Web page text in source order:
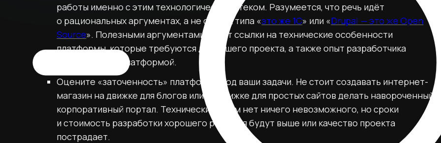
работы именно с этим технологическим стеком. Разумеется, что речь идёт
о рациональных аргументах, а не словах типа «это же 1С» или «Drupal — это же Open
Source». Полезными аргументами будут ссылки на технические особенности
платформы, которые требуются для вашего проекта, а также опыт разработчика
именно с этой платформой.
Оцените «заточенность» платформы под ваши задачи. Не стоит создавать интернет-
магазин на движке для блогов или на движке для простых сайтов делать навороченный
корпоративный портал. Технически в этом нет ничего невозможного, но сроки
и стоимость разработки хорошего решения будут выше или качество проекта
пострадает.